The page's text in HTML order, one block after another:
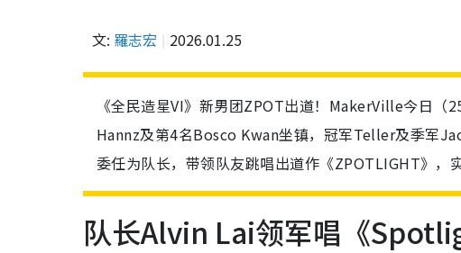
文: 羅志宏 2026.01.25
《全民造星VI》新男团ZPOT出道！MakerVille今日
Hannz及第4名Bosco Kwan坐镇，冠军Teller及季军
委任为队长，带领队友跳唱出道作《ZPOTLIGHT》，
队长Alvin Lai领军唱《